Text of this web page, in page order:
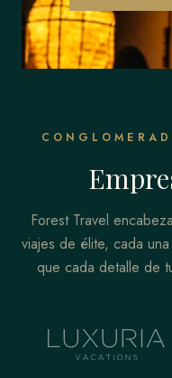
Forest Travel
viajes de élite, cada
que cada detalle de